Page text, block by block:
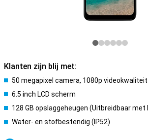
Klanten zijn blij met:
50 megapixel camera, 1080p videokwaliteit
6.5 inch LCD scherm
128 GB opslaggeheugen (Uitbreidbaar met
Water- en stofbestendig (IP52)